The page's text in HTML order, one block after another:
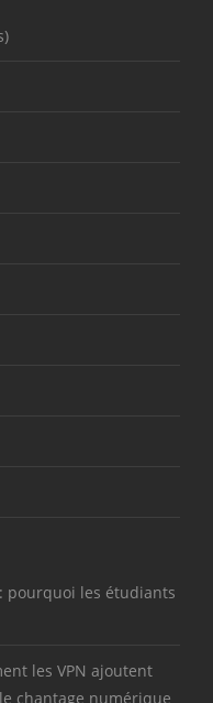
pourquoi les étudiants
les VPN ajoutent
chantage numérique